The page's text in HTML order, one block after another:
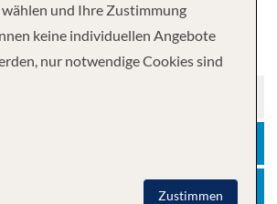
Stunden zu zweit und noch mehr
Ihnen die Abende versüßen.
wählen und Ihre Zustimmung
keine individuellen Angebote
nur notwendige Cookies sind
Zustimmen